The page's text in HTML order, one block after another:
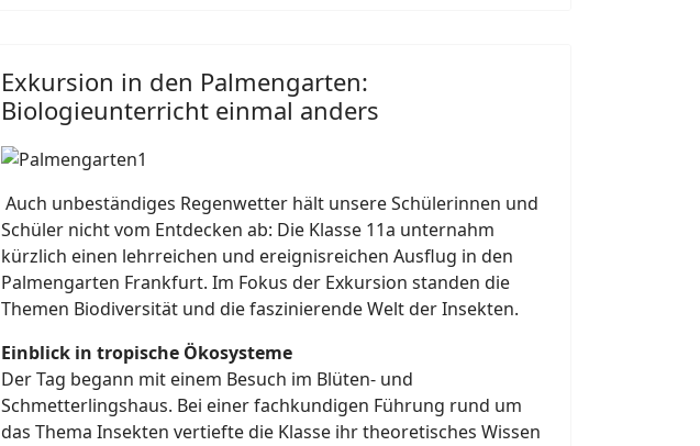
Exkursion in den Palmengarten:
Biologieunterricht einmal anders
Auch unbeständiges Regenwetter hält unsere Schülerinnen und
Schüler nicht vom Entdecken ab: Die Klasse 11a unternahm
kürzlich einen lehrreichen und ereignisreichen Ausflug in den
Palmengarten Frankfurt. Im Fokus der Exkursion standen die
Themen Biodiversität und die faszinierende Welt der Insekten.
Einblick in tropische Ökosysteme
Der Tag begann mit einem Besuch im Blüten- und
Schmetterlingshaus. Bei einer fachkundigen Führung rund um
das Thema Insekten vertiefte die Klasse ihr theoretisches Wissen